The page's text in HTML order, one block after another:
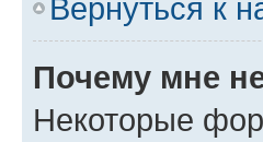
Вернуться к
Почему мне
Некоторые